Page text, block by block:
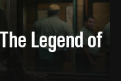
Legend of